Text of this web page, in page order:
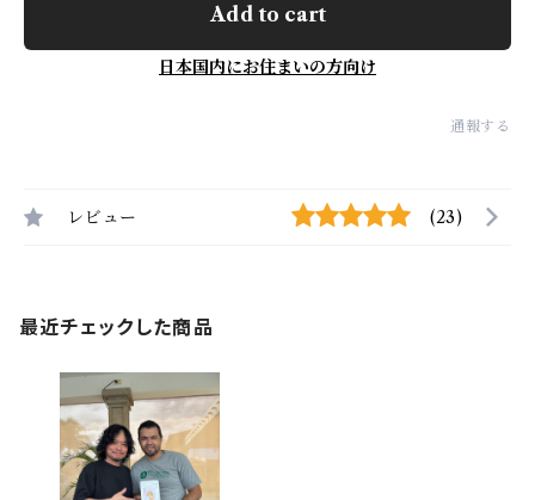
Add to cart
日本国内にお住まいの方向け
通報する
レビュー (23)
最近チェックした商品